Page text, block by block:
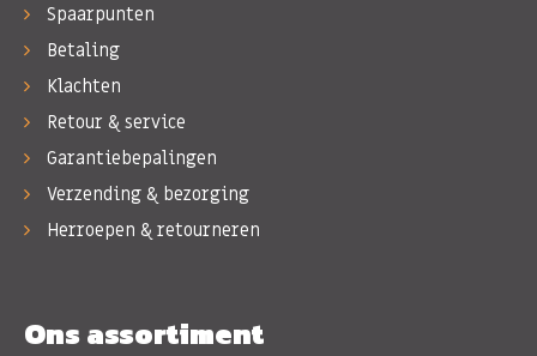
Spaarpunten
Betaling
Klachten
Retour & service
Garantiebepalingen
Verzending & bezorging
Herroepen & retourneren
Ons assortiment